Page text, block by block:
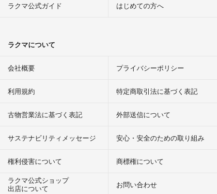
ラクマ公式ガイド はじめての方へ
ラクマについて
会社概要 プライバシーポリシー
利用規約 特定商取引法に基づく表記
古物営業法に基づく表記 外部送信について
サステナビリティメッセージ 安心・安全のための取り組み
権利侵害について
商標権について
ラクマ公式ショップ
出店について
お問い合わせ